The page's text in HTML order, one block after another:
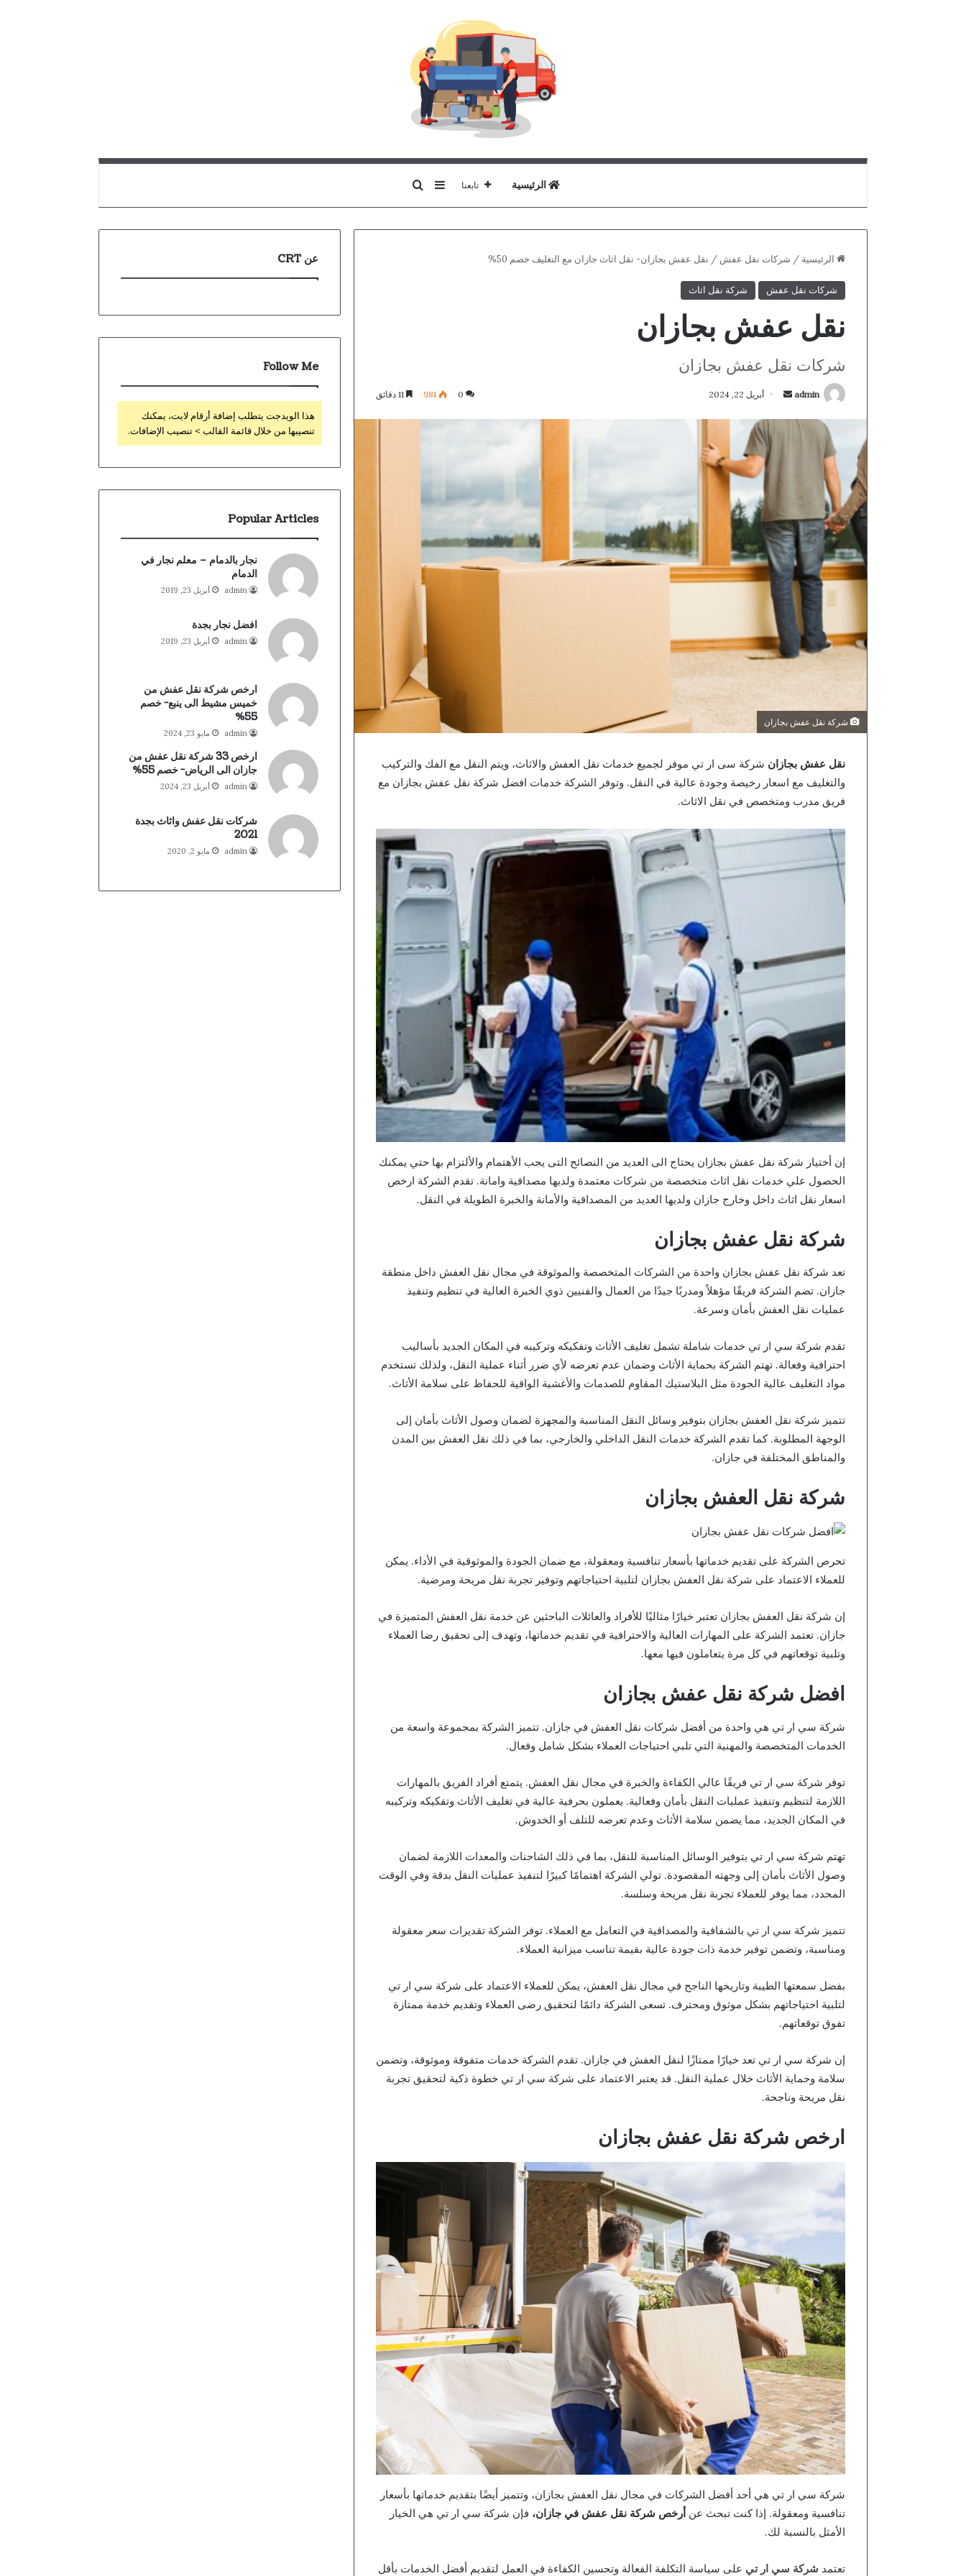
الرئيسية تابعنا إضافة عمود جانبي
بحث عن
الرئيسية / شركات نقل عفش / نقل عفش بجازان- نقل اثاث جازان مع التغليف خصم 50%
شركات نقل عفش شركة نقل اثاث
نقل عفش بجازان
شركات نقل عفش بجازان
admin
أرسل
إلكترونيا
أبريل 22, 2024 0
981 11 دقائق
شركة نقل عفش بجازان
نقل عفش بجازان شركة سى ار تي موفر لجميع خدمات نقل العفش والاثاث، ويتم النقل مع الفك والتركيب
والتغليف مع اسعار رخيصة وجودة عالية في النقل. وتوفر الشركة خدمات افضل شركة نقل عفش بجازان مع
فريق مدرب ومتخصص في نقل الاثاث.
إن أختيار شركة نقل عفش بجازان يحتاج الى العديد من النصائح التى يجب الأهتمام والألتزام بها حتي يمكنك
الحصول علي خدمات نقل اثاث متخصصة من شركات معتمدة ولديها مصداقية وامانة. تقدم الشركة ارخص
اسعار نقل اثاث داخل وخارج جازان ولديها العديد من المصداقية والأمانة والخبرة الطويلة في النقل.
شركة نقل عفش بجازان
تعد شركة نقل عفش بجازان واحدة من الشركات المتخصصة والموثوقة في مجال نقل العفش داخل منطقة
جازان. تضم الشركة فريقًا مؤهلاً ومدربًا جيدًا من العمال والفنيين ذوي الخبرة العالية في تنظيم وتنفيذ
عمليات نقل العفش بأمان وسرعة.
تقدم شركة سي ار تي خدمات شاملة تشمل تغليف الأثاث وتفكيكه وتركيبه في المكان الجديد بأساليب
احترافية وفعالة. تهتم الشركة بحماية الأثاث وضمان عدم تعرضه لأي ضرر أثناء عملية النقل، ولذلك تستخدم
مواد التغليف عالية الجودة مثل البلاستيك المقاوم للصدمات والأغشية الواقية للحفاظ على سلامة الأثاث.
تتميز شركة نقل العفش بجازان بتوفير وسائل النقل المناسبة والمجهزة لضمان وصول الأثاث بأمان إلى
الوجهة المطلوبة. كما تقدم الشركة خدمات النقل الداخلي والخارجي، بما في ذلك نقل العفش بين المدن
والمناطق المختلفة في جازان.
شركة نقل العفش بجازان
تحرص الشركة على تقديم خدماتها بأسعار تنافسية ومعقولة، مع ضمان الجودة والموثوقية في الأداء. يمكن
للعملاء الاعتماد على شركة نقل العفش بجازان لتلبية احتياجاتهم وتوفير تجربة نقل مريحة ومرضية.
إن شركة نقل العفش بجازان تعتبر خيارًا مثاليًا للأفراد والعائلات الباحثين عن خدمة نقل العفش المتميزة في
جازان. تعتمد الشركة على المهارات العالية والاحترافية في تقديم خدماتها، وتهدف إلى تحقيق رضا العملاء
وتلبية توقعاتهم في كل مرة يتعاملون فيها معها.
افضل شركة نقل عفش بجازان
شركة سي ار تي هي واحدة من أفضل شركات نقل العفش في جازان. تتميز الشركة بمجموعة واسعة من
الخدمات المتخصصة والمهنية التي تلبي احتياجات العملاء بشكل شامل وفعال.
توفر شركة سي ار تي فريقًا عالي الكفاءة والخبرة في مجال نقل العفش. يتمتع أفراد الفريق بالمهارات
اللازمة لتنظيم وتنفيذ عمليات النقل بأمان وفعالية. يعملون بحرفية عالية في تغليف الأثاث وتفكيكه وتركيبه
في المكان الجديد، مما يضمن سلامة الأثاث وعدم تعرضه للتلف أو الخدوش.
تهتم شركة سي ار تي بتوفير الوسائل المناسبة للنقل، بما في ذلك الشاحنات والمعدات اللازمة لضمان
وصول الأثاث بأمان إلى وجهته المقصودة. تولي الشركة اهتمامًا كبيرًا لتنفيذ عمليات النقل بدقة وفي الوقت
المحدد، مما يوفر للعملاء تجربة نقل مريحة وسلسة.
تتميز شركة سي ار تي بالشفافية والمصداقية في التعامل مع العملاء. توفر الشركة تقديرات سعر معقولة
ومناسبة، وتضمن توفير خدمة ذات جودة عالية بقيمة تناسب ميزانية العملاء.
بفضل سمعتها الطيبة وتاريخها الناجح في مجال نقل العفش، يمكن للعملاء الاعتماد على شركة سي ار تي
لتلبية احتياجاتهم بشكل موثوق ومحترف. تسعى الشركة دائمًا لتحقيق رضى العملاء وتقديم خدمة ممتازة
تفوق توقعاتهم.
إن شركة سي ار تي تعد خيارًا ممتازًا لنقل العفش في جازان. تقدم الشركة خدمات متفوقة وموثوقة، وتضمن
سلامة وحماية الأثاث خلال عملية النقل. قد يعتبر الاعتماد على شركة سي ار تي خطوة ذكية لتحقيق تجربة
نقل مريحة وناجحة.
ارخص شركة نقل عفش بجازان
شركة سي ار تي هي أحد أفضل الشركات في مجال نقل العفش بجازان، وتتميز أيضًا بتقديم خدماتها بأسعار
تنافسية ومعقولة. إذا كنت تبحث عن أرخص شركة نقل عفش في جازان، فإن شركة سي ار تي هي الخيار
الأمثل بالنسبة لك.
تعتمد شركة سي ار تي على سياسة التكلفة الفعالة وتحسين الكفاءة في العمل لتقديم أفضل الخدمات بأقل
عن CRT
Follow Me
هذا الويدجت يتطلب إضافة أرقام لايت، يمكنك
تنصيبها من خلال قائمة القالب > تنصيب الإضافات.
Popular Articles
نجار بالدمام – معلم نجار في
الدمام
admin أبريل 23, 2019
افضل نجار بجدة
admin أبريل 23, 2019
ارخص شركة نقل عفش من
خميس مشيط الى ينبع- خصم
55%
admin مايو 23, 2024
ارخص 33 شركة نقل عفش من
جازان الى الرياض- خصم 55%
admin أبريل 23, 2024
شركات نقل عفش واثاث بجدة
2021
admin مايو 2, 2020